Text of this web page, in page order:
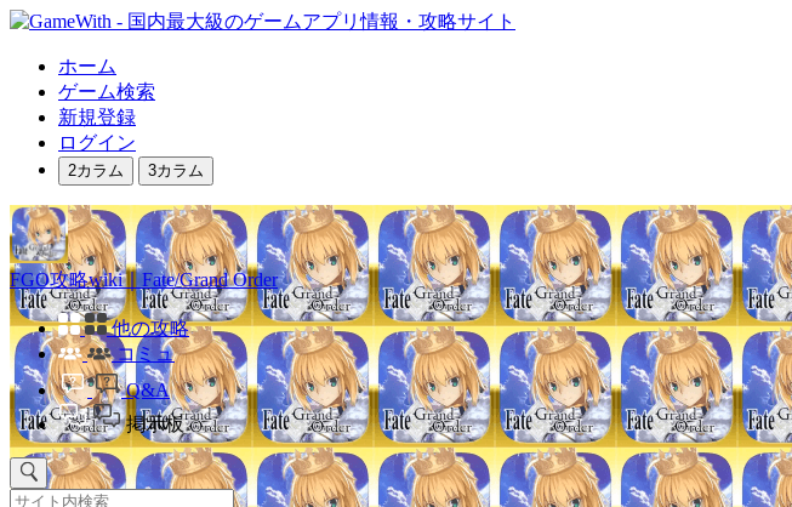
ホーム
ゲーム検索
新規登録
ログイン
2カラム 3カラム
FGO攻略wiki｜Fate/Grand Order
他の攻略
コミュ
Q&A
掲示板